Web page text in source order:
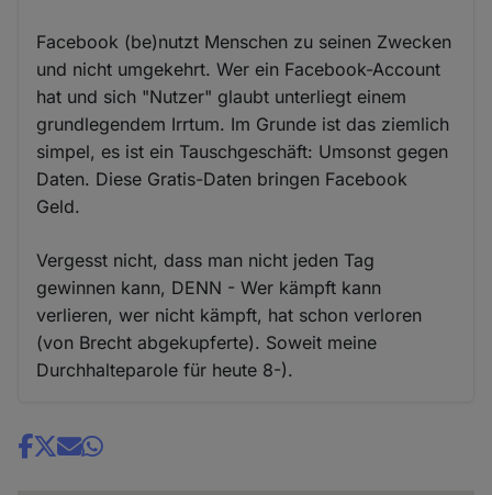
Facebook (be)nutzt Menschen zu seinen Zwecken
und nicht umgekehrt. Wer ein Facebook-Account
hat und sich "Nutzer" glaubt unterliegt einem
grundlegendem Irrtum. Im Grunde ist das ziemlich
simpel, es ist ein Tauschgeschäft: Umsonst gegen
Daten. Diese Gratis-Daten bringen Facebook
Geld.
Vergesst nicht, dass man nicht jeden Tag
gewinnen kann, DENN - Wer kämpft kann
verlieren, wer nicht kämpft, hat schon verloren
(von Brecht abgekupferte). Soweit meine
Durchhalteparole für heute 8-).
Share